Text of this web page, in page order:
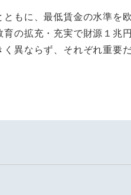
もに、最低賃金の水準を
の拡充・充実で財源１兆
異ならず、それぞれ重要